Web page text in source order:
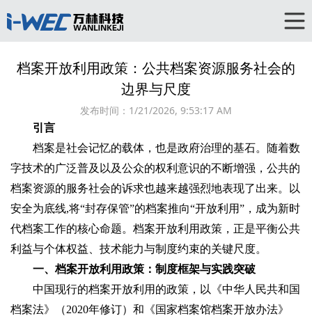
档案开放利用政策：公共档案资源服务社会的
边界与尺度‌
发布时间： 1/21/2026, 9:53:17 AM
引言‌
档案是社会记忆的载体，也是政府治理的基石。随着数
字技术的广泛普及以及公众的权利意识的不断增强，公共的
档案资源的服务社会的诉求也越来越强烈地表现了出来。以
安全为底线,将“封存保管”的档案推向“开放利用”，成为新时
代档案工作的核心命题。档案开放利用政策，正是平衡公共
利益与个体权益、技术能力与制度约束的关键尺度。
一、档案开放利用政策：制度框架与实践突破‌
中国现行的档案开放利用的政策，以《中华人民共和国
档案法》（2020年修订）和《国家档案馆档案开放办法》